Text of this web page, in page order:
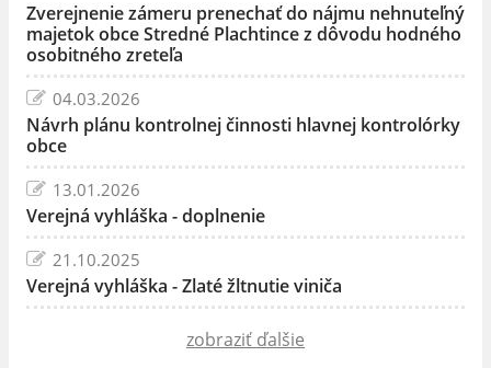
Zverejnenie zámeru prenechať do nájmu nehnuteľný
majetok obce Stredné Plachtince z dôvodu hodného
osobitného zreteľa
04.03.2026
Návrh plánu kontrolnej činnosti hlavnej kontrolórky
obce
13.01.2026
Verejná vyhláška - doplnenie
21.10.2025
Verejná vyhláška - Zlaté žltnutie viniča
zobraziť ďalšie